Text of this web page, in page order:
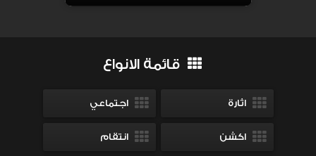
قائمة الانواع
اثارة اجتماعي
اكشن انتقام